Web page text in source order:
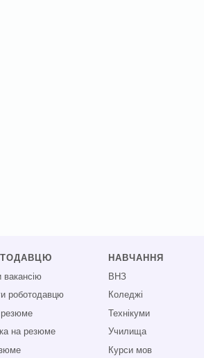
вакансію
роботодавцю
на резюме
НАВЧАННЯ
ВНЗ
Коледжі
Технікуми
Училища
Курси мов